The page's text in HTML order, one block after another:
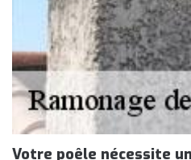
Votre poêle nécessite